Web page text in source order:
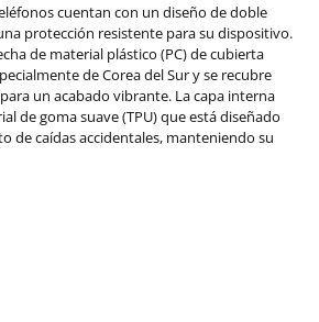
cuentan con un diseño de doble
protección resistente para su dispositivo.
de material plástico (PC) de cubierta
de Corea del Sur y se recubre
un acabado vibrante. La capa interna
de goma suave (TPU) que está diseñado
de caídas accidentales, manteniendo su